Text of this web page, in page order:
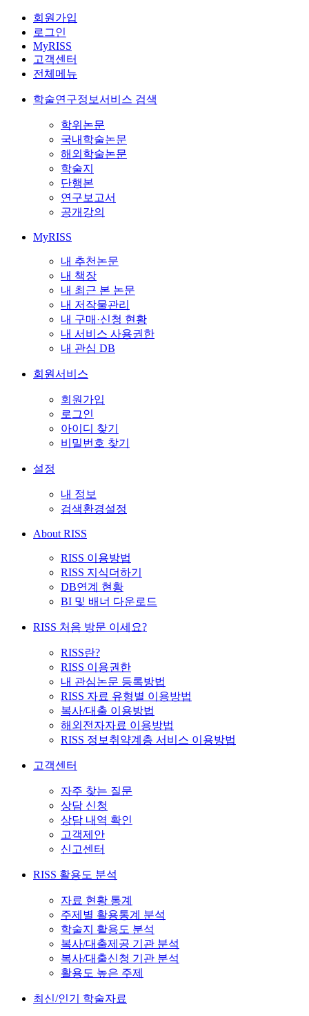
회원가입
로그인
MyRISS
고객센터
전체메뉴
학술연구정보서비스 검색
학위논문
국내학술논문
해외학술논문
학술지
단행본
연구보고서
공개강의
MyRISS
내 추천논문
내 책장
내 최근 본 논문
내 저작물관리
내 구매·신청 현황
내 서비스 사용권한
내 관심 DB
회원서비스
회원가입
로그인
아이디 찾기
비밀번호 찾기
설정
내 정보
검색환경설정
About RISS
RISS 이용방법
RISS 지식더하기
DB연계 현황
BI 및 배너 다운로드
RISS 처음 방문 이세요?
RISS란?
RISS 이용권한
내 관심논문 등록방법
RISS 자료 유형별 이용방법
복사/대출 이용방법
해외전자자료 이용방법
RISS 정보취약계층 서비스 이용방법
고객센터
자주 찾는 질문
상담 신청
상담 내역 확인
고객제안
신고센터
RISS 활용도 분석
자료 현황 통계
주제별 활용통계 분석
학술지 활용도 분석
복사/대출제공 기관 분석
복사/대출신청 기관 분석
활용도 높은 주제
최신/인기 학술자료